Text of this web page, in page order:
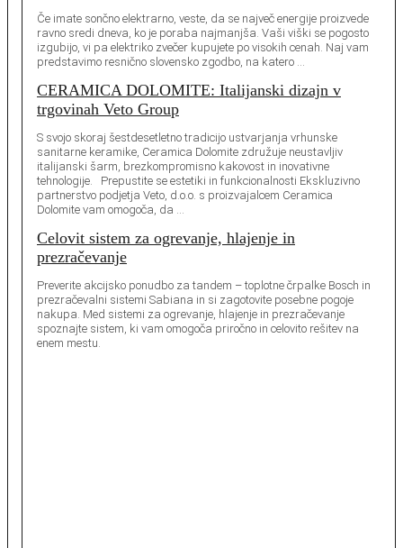
Če imate sončno elektrarno, veste, da se največ energije proizvede
ravno sredi dneva, ko je poraba najmanjša. Vaši viški se pogosto
izgubijo, vi pa elektriko zvečer kupujete po visokih cenah. Naj vam
predstavimo resnično slovensko zgodbo, na katero …
CERAMICA DOLOMITE: Italijanski dizajn v
trgovinah Veto Group
S svojo skoraj šestdesetletno tradicijo ustvarjanja vrhunske
sanitarne keramike, Ceramica Dolomite združuje neustavljiv
italijanski šarm, brezkompromisno kakovost in inovativne
tehnologije. Prepustite se estetiki in funkcionalnosti Ekskluzivno
partnerstvo podjetja Veto, d.o.o. s proizvajalcem Ceramica
Dolomite vam omogoča, da …
Celovit sistem za ogrevanje, hlajenje in
prezračevanje
Preverite akcijsko ponudbo za tandem – toplotne črpalke Bosch in
prezračevalni sistemi Sabiana in si zagotovite posebne pogoje
nakupa. Med sistemi za ogrevanje, hlajenje in prezračevanje
spoznajte sistem, ki vam omogoča priročno in celovito rešitev na
enem mestu.